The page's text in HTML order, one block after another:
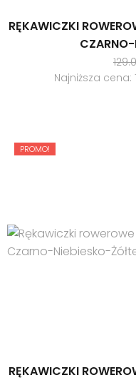
RĘKAWICZKI
CZARNO-
Najniższa cena:
PROMO!
RĘKAWICZKI